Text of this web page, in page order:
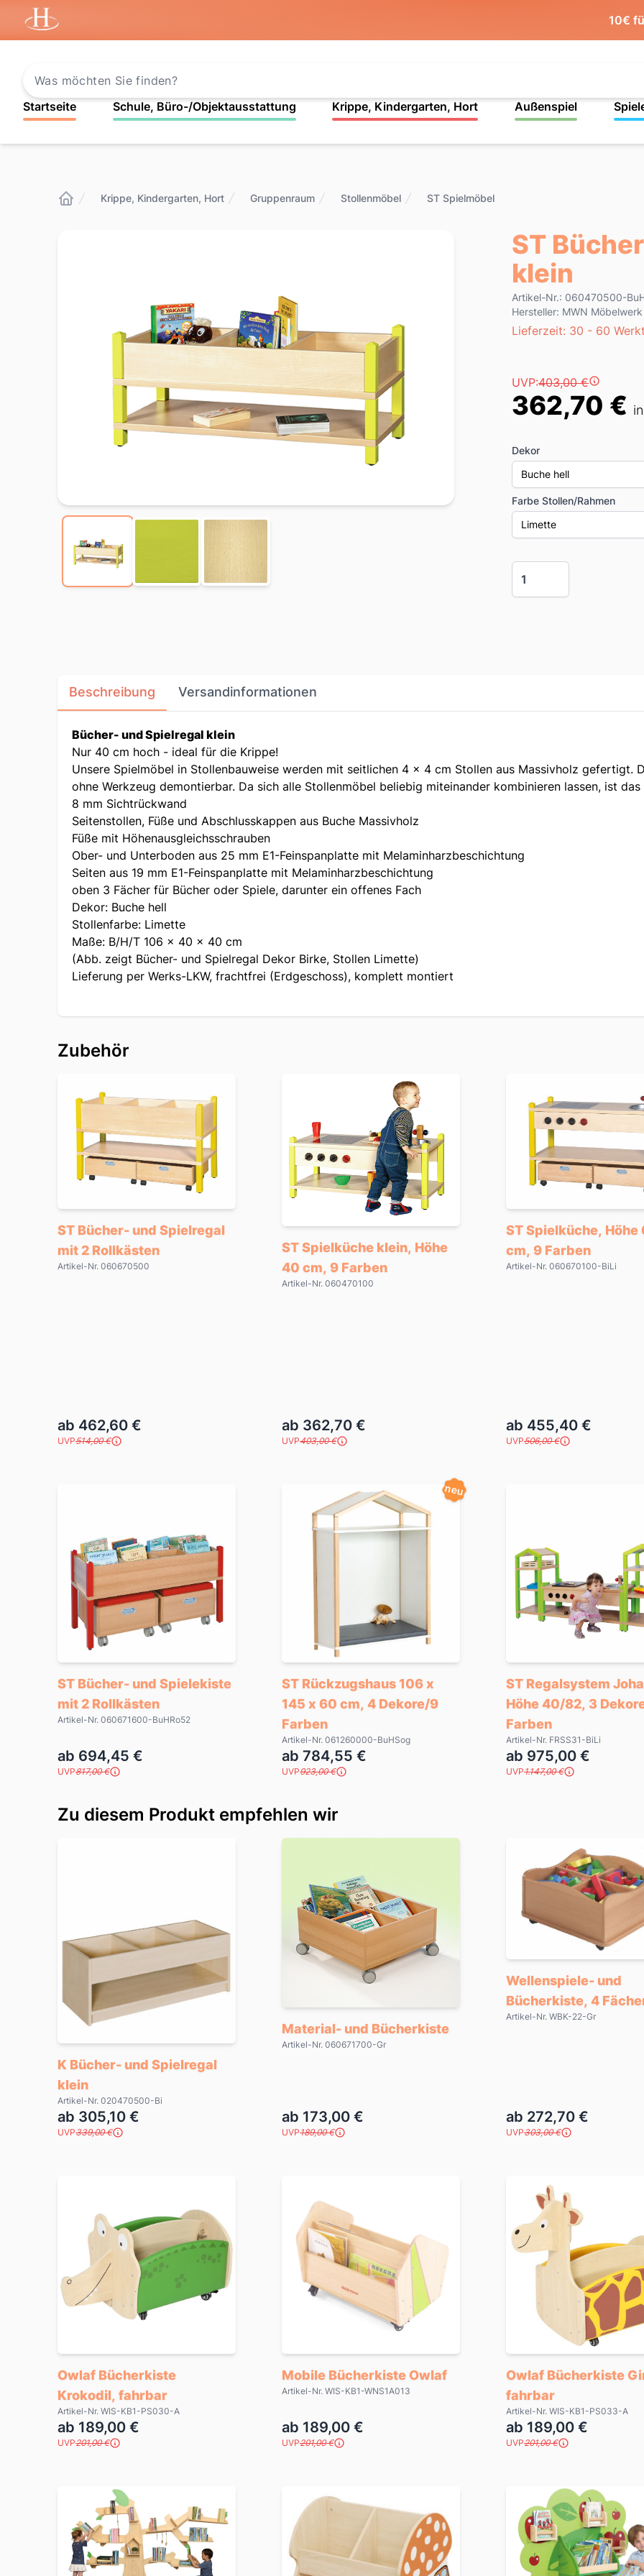
Startseite 10€
Startseite Schule, Büro-/Objektausstattung Krippe, Kindergarten, Hort Außenspiel
Krippe, Kindergarten, Hort Gruppenraum Stollenmöbel ST Spielmöbel
ST
klein
Product information
Artikel-Nr.: 060470500-
Hersteller: MWN
Lieferzeit
Lieferzeit: 30 - 60
Preis
UVP:403,00 €
362,70 €
Dekor
Buche hell
Farbe Stollen/Rahmen
Limette
Menge
Beschreibung Versandinformationen
Bücher- und Spielregal klein
Nur 40 cm hoch - ideal für die Krippe!
Unsere Spielmöbel in Stollenbauweise werden mit seitlichen 4 x 4 cm Stollen aus Massivholz gefertigt.
ohne Werkzeug demontierbar. Da sich alle Stollenmöbel beliebig miteinander kombinieren lassen, ist
8 mm Sichtrückwand
Seitenstollen, Füße und Abschlusskappen aus Buche Massivholz
Füße mit Höhenausgleichsschrauben
Ober- und Unterboden aus 25 mm E1-Feinspanplatte mit Melaminharzbeschichtung
Seiten aus 19 mm E1-Feinspanplatte mit Melaminharzbeschichtung
oben 3 Fächer für Bücher oder Spiele, darunter ein offenes Fach
Dekor: Buche hell
Stollenfarbe: Limette
Maße: B/H/T 106 x 40 x 40 cm
(Abb. zeigt Bücher- und Spielregal Dekor Birke, Stollen Limette)
Lieferung per Werks-LKW, frachtfrei (Erdgeschoss), komplett montiert
Zubehör
ST Bücher- und Spielregal
mit 2 Rollkästen
Artikel-Nr. 060670500
ab 462,60 €
UVP514,00 €
ST Spielküche klein, Höhe
40 cm, 9 Farben
Artikel-Nr. 060470100
ab 362,70 €
UVP403,00 €
ST Spielküche, Höhe
cm, 9 Farben
Artikel-Nr. 060670100-BiLi
ab 455,40 €
UVP506,00 €
ST Bücher- und Spielekiste
mit 2 Rollkästen
Artikel-Nr. 060671600-BuHRo52
ab 694,45 €
UVP817,00 €
neu
ST Rückzugshaus 106 x
145 x 60 cm, 4 Dekore/9
Farben
Artikel-Nr. 061260000-BuHSog
ab 784,55 €
UVP923,00 €
ST Regalsystem
Höhe 40/82, 3
Farben
Artikel-Nr. FRSS31-BiLi
ab 975,00 €
UVP1.147,00 €
Zu diesem Produkt empfehlen wir
K Bücher- und Spielregal
klein
Artikel-Nr. 020470500-Bi
ab 305,10 €
UVP339,00 €
Material- und Bücherkiste
Artikel-Nr. 060671700-Gr
ab 173,00 €
UVP189,00 €
Wellenspiele- und
Bücherkiste, 4
Artikel-Nr. WBK-22-Gr
ab 272,70 €
UVP303,00 €
Owlaf Bücherkiste
Krokodil, fahrbar
Artikel-Nr. WIS-KB1-PS030-A
ab 189,00 €
UVP201,00 €
Mobile Bücherkiste Owlaf
Artikel-Nr. WIS-KB1-WNS1A013
ab 189,00 €
UVP201,00 €
Owlaf Bücherkiste
fahrbar
Artikel-Nr. WIS-KB1-PS033-A
ab 189,00 €
UVP201,00 €